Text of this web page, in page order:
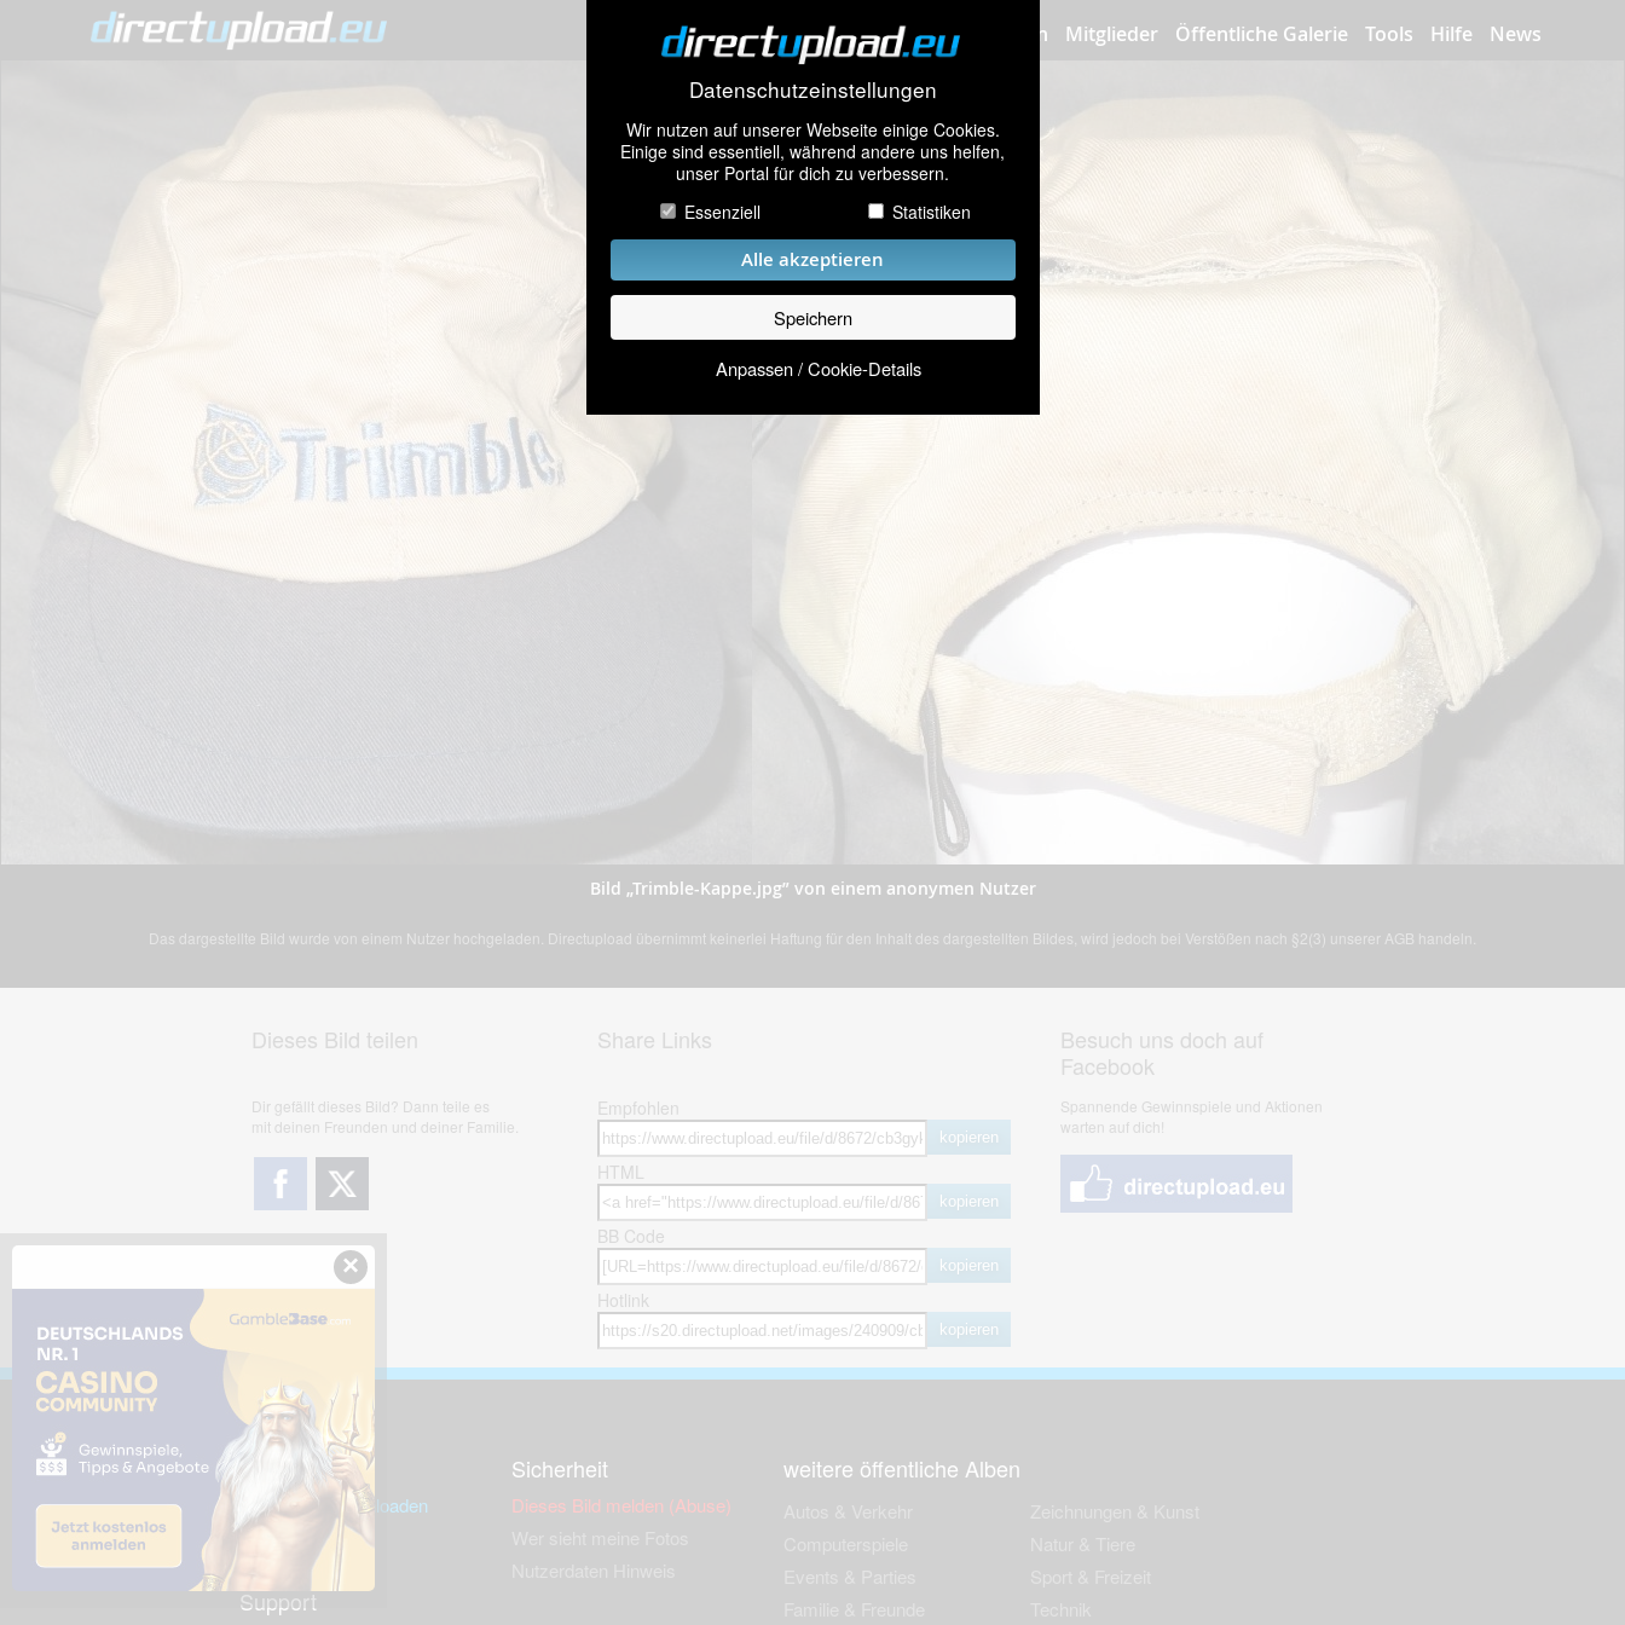
Datenschutzeinstellungen
Wir nutzen auf unserer Webseite einige Cookies.
Einige sind essentiell, während andere uns helfen,
unser Portal für dich zu verbessern.
Essenziell
Statistiken
Alle akzeptieren
Speichern
Anpassen / Cookie-Details
Bilder hochladen Mitglieder Öffentliche Galerie Tools Hilfe News
Bild „Trimble-Kappe.jpg” von einem anonymen Nutzer
Das dargestellte Bild wurde von einem Nutzer hochgeladen. Directupload übernimmt keinerlei Haftung für den Inhalt des dargestellten Bildes, wird jedoch bei Verstößen nach §2(3) unserer AGB handeln.
Dieses Bild teilen
Dir gefällt dieses Bild? Dann teile es
mit deinen Freunden und deiner Familie.
Share Links
Empfohlen
kopieren
HTML
kopieren
BB Code
kopieren
Hotlink
kopieren
Besuch uns doch auf
Facebook
Spannende Gewinnspiele und Aktionen
warten auf dich!
Downloads
Dieses Bild downloaden
Desktop Tools
Support
Sicherheit
Dieses Bild melden (Abuse)
weitere öffentliche Alben
×